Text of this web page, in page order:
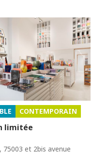
CONTEMPORAIN
limitée
75003 et 2bis avenue